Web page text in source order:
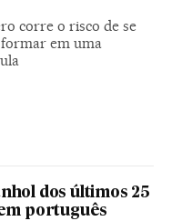
corre o risco de se
em uma
dos últimos 25
português